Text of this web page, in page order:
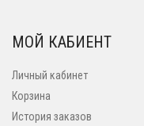
МОЙ КАБИЕНТ
Личный кабинет
Корзина
История заказов